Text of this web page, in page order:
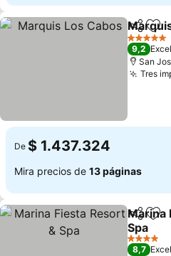
5 Estrellas
9,2
San
Tres
De $ 1.437.324
Mira precios de 13 páginas
Marina
Spa
Ver
4 Estrellas
8,7